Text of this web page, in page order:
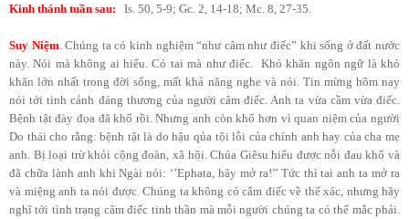
Kinh thánh tuần sau: Is. 50, 5-9; Gc. 2, 14-18; Mc. 8, 27-35.
Suy Niệm .Chúng ta có kinh nghiệm “như câm như điếc” khi sống ở đất nước
này. Nói mà không ai hiểu. Có tai mà như điếc. Khó khăn ngôn ngữ là khó
khăn lớn nhất trong đời sống, mất khả năng nghe và nói. Tin mừng hôm nay
nói tới tình cảnh đáng thương của người câm điếc. Anh ta vừa cầm vừa điếc.
Bệnh tật đày đọa đã khổ rồi. Nhưng anh còn khổ hơn vì quan niệm của người
Do thái cho rằng: bệnh tật là do hậu qủa tội lỗi của chính anh hay của cha mẹ
anh. Bị loại trừ khỏi cộng đoàn, xã hội. Chúa Giêsu hiểu được nỗi đau khổ và
đã chữa lành anh khi Ngài nói: ‘’Ephata, hãy mở ra!’’ Tức thì tai anh ta mở ra
và miệng anh ta nói được. Chúng ta không có câm điếc về thể xác, nhưng hãy
nghĩ tới tình trạng câm điếc tinh thần mà mỗi người chúng ta có thể mắc phải.